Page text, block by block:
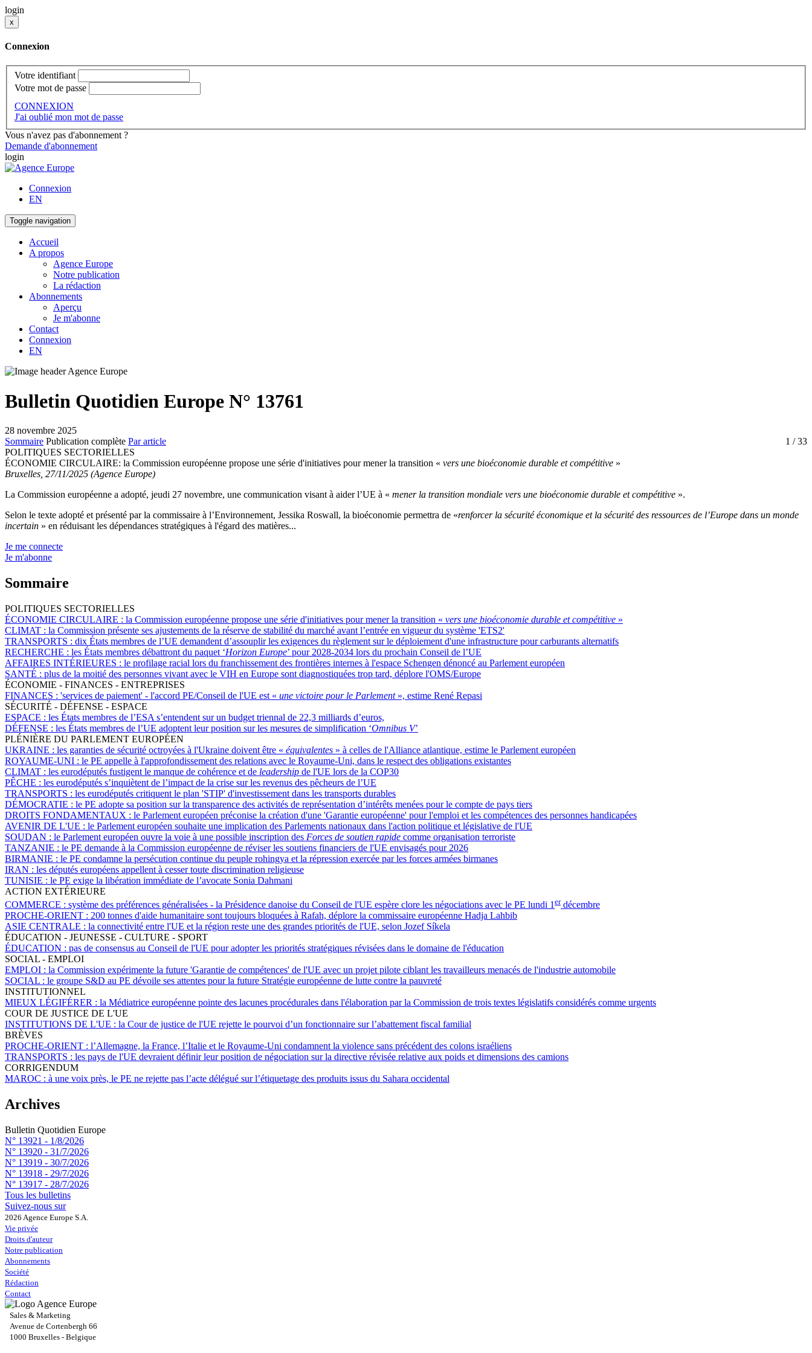
login
x
Connexion
Votre identifiant
Votre mot de passe
CONNEXION
J'ai oublié mon mot de passe
Vous n'avez pas d'abonnement ?
Demande d'abonnement
login
Connexion
EN
Toggle navigation
Accueil
A propos
Agence Europe
Notre publication
La rédaction
Abonnements
Aperçu
Je m'abonne
Contact
Connexion
EN
Bulletin Quotidien Europe N° 13761
28 novembre 2025
Sommaire Publication complète Par article 1 / 33
POLITIQUES SECTORIELLES
ÉCONOMIE CIRCULAIRE: la Commission européenne propose une série d'initiatives pour mener la transition « vers une bioéconomie durable et compétitive »
Bruxelles, 27/11/2025 (Agence Europe)
La Commission européenne a adopté, jeudi 27 novembre, une communication visant à aider l’UE à « mener la transition mondiale vers une bioéconomie durable et compétitive ».
Selon le texte adopté et présenté par la commissaire à l’Environnement, Jessika Roswall, la bioéconomie permettra de «renforcer la sécurité économique et la sécurité des ressources de l’Europe dans un monde
incertain » en réduisant les dépendances stratégiques à l'égard des matières...
Je me connecte
Je m'abonne
Sommaire
POLITIQUES SECTORIELLES
ÉCONOMIE CIRCULAIRE : la Commission européenne propose une série d'initiatives pour mener la transition « vers une bioéconomie durable et compétitive »
CLIMAT : la Commission présente ses ajustements de la réserve de stabilité du marché avant l’entrée en vigueur du système 'ETS2'
TRANSPORTS : dix États membres de l’UE demandent d’assouplir les exigences du règlement sur le déploiement d'une infrastructure pour carburants alternatifs
RECHERCHE : les États membres débattront du paquet ‘Horizon Europe’ pour 2028-2034 lors du prochain Conseil de l’UE
AFFAIRES INTÉRIEURES : le profilage racial lors du franchissement des frontières internes à l'espace Schengen dénoncé au Parlement européen
SANTÉ : plus de la moitié des personnes vivant avec le VIH en Europe sont diagnostiquées trop tard, déplore l'OMS/Europe
ÉCONOMIE - FINANCES - ENTREPRISES
FINANCES : 'services de paiement' - l'accord PE/Conseil de l'UE est « une victoire pour le Parlement», estime René Repasi
SÉCURITÉ - DÉFENSE - ESPACE
ESPACE : les États membres de l’ESA s’entendent sur un budget triennal de 22,3 milliards d’euros,
DÉFENSE : les États membres de l’UE adoptent leur position sur les mesures de simplification ‘Omnibus V’
PLÉNIÈRE DU PARLEMENT EUROPÉEN
UKRAINE : les garanties de sécurité octroyées à l'Ukraine doivent être « équivalentes » à celles de l'Alliance atlantique, estime le Parlement européen
ROYAUME-UNI : le PE appelle à l'approfondissement des relations avec le Royaume-Uni, dans le respect des obligations existantes
CLIMAT : les eurodéputés fustigent le manque de cohérence et de leadership de l'UE lors de la COP30
PÊCHE : les eurodéputés s’inquiètent de l’impact de la crise sur les revenus des pêcheurs de l’UE
TRANSPORTS : les eurodéputés critiquent le plan 'STIP' d'investissement dans les transports durables
DÉMOCRATIE : le PE adopte sa position sur la transparence des activités de représentation d’intérêts menées pour le compte de pays tiers
DROITS FONDAMENTAUX : le Parlement européen préconise la création d'une 'Garantie européenne' pour l'emploi et les compétences des personnes handicapées
AVENIR DE L'UE : le Parlement européen souhaite une implication des Parlements nationaux dans l'action politique et législative de l'UE
SOUDAN : le Parlement européen ouvre la voie à une possible inscription des Forces de soutien rapide comme organisation terroriste
TANZANIE : le PE demande à la Commission européenne de réviser les soutiens financiers de l'UE envisagés pour 2026
BIRMANIE : le PE condamne la persécution continue du peuple rohingya et la répression exercée par les forces armées birmanes
IRAN : les députés européens appellent à cesser toute discrimination religieuse
TUNISIE : le PE exige la libération immédiate de l’avocate Sonia Dahmani
ACTION EXTÉRIEURE
COMMERCE : système des préférences généralisées - la Présidence danoise du Conseil de l'UE espère clore les négociations avec le PE lundi 1 erdécembre
PROCHE-ORIENT : 200 tonnes d'aide humanitaire sont toujours bloquées à Rafah, déplore la commissaire européenne Hadja Lahbib
ASIE CENTRALE : la connectivité entre l'UE et la région reste une des grandes priorités de l'UE, selon Jozef Síkela
ÉDUCATION - JEUNESSE - CULTURE - SPORT
ÉDUCATION : pas de consensus au Conseil de l'UE pour adopter les priorités stratégiques révisées dans le domaine de l'éducation
SOCIAL - EMPLOI
EMPLOI : la Commission expérimente la future 'Garantie de compétences' de l'UE avec un projet pilote ciblant les travailleurs menacés de l'industrie automobile
SOCIAL : le groupe S&D au PE dévoile ses attentes pour la future Stratégie européenne de lutte contre la pauvreté
INSTITUTIONNEL
MIEUX LÉGIFÉRER : la Médiatrice européenne pointe des lacunes procédurales dans l'élaboration par la Commission de trois textes législatifs considérés comme urgents
COUR DE JUSTICE DE L'UE
INSTITUTIONS DE L'UE : la Cour de justice de l'UE rejette le pourvoi d’un fonctionnaire sur l’abattement fiscal familial
BRÈVES
PROCHE-ORIENT : l’Allemagne, la France, l’Italie et le Royaume-Uni condamnent la violence sans précédent des colons israéliens
TRANSPORTS : les pays de l'UE devraient définir leur position de négociation sur la directive révisée relative aux poids et dimensions des camions
CORRIGENDUM
MAROC : à une voix près, le PE ne rejette pas l’acte délégué sur l’étiquetage des produits issus du Sahara occidental
Archives
Bulletin Quotidien Europe
N° 13921 - 1/8/2026
N° 13920 - 31/7/2026
N° 13919 - 30/7/2026
N° 13918 - 29/7/2026
N° 13917 - 28/7/2026
Tous les bulletins
Suivez-nous sur
2026 Agence Europe S.A.
Vie privée
Droits d'auteur
Notre publication
Abonnements
Société
Rédaction
Contact
Sales & Marketing
Avenue de Cortenbergh 66
1000 Bruxelles - Belgique